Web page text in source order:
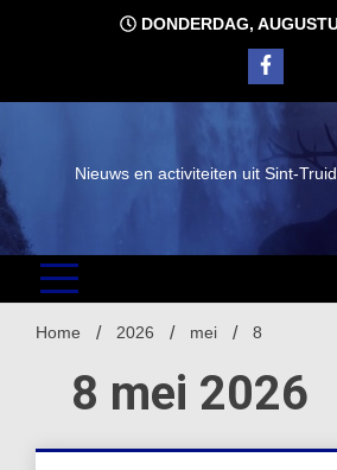
DONDERDAG,
Nieuws en activiteiten uit Sint-
Home 2026 mei 8
8 mei 2026